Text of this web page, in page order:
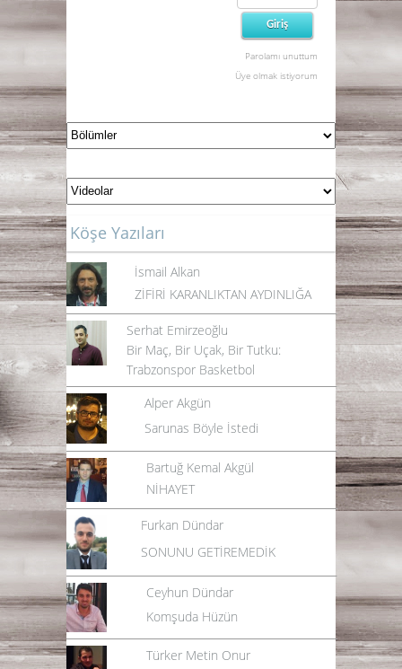
Parolamı unuttum
Üye olmak istiyorum
Köşe Yazıları
İsmail Alkan
ZİFİRİ KARANLIKTAN AYDINLIĞA
Serhat Emirzeoğlu
Bir Maç, Bir Uçak, Bir Tutku:
Trabzonspor Basketbol
Alper Akgün
Sarunas Böyle İstedi
Bartuğ Kemal Akgül
NİHAYET
Furkan Dündar
SONUNU GETİREMEDİK
Ceyhun Dündar
Komşuda Hüzün
Türker Metin Onur